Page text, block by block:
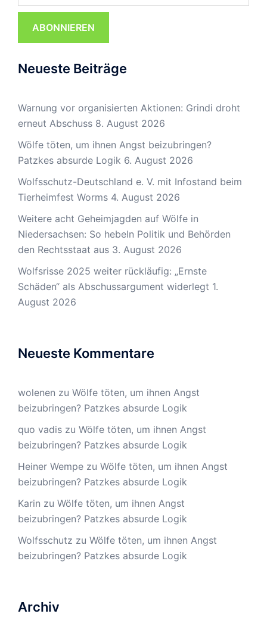
ABONNIEREN
Neueste Beiträge
Warnung vor organisierten Aktionen: Grindi droht
erneut Abschuss 8. August 2026
Wölfe töten, um ihnen Angst beizubringen?
Patzkes absurde Logik 6. August 2026
Wolfsschutz-Deutschland e. V. mit Infostand beim
Tierheimfest Worms 4. August 2026
Weitere acht Geheimjagden auf Wölfe in
Niedersachsen: So hebeln Politik und Behörden
den Rechtsstaat aus 3. August 2026
Wolfsrisse 2025 weiter rückläufig: „Ernste
Schäden“ als Abschussargument widerlegt 1.
August 2026
Neueste Kommentare
wolenen zu Wölfe töten, um ihnen Angst
beizubringen? Patzkes absurde Logik
quo vadis zu Wölfe töten, um ihnen Angst
beizubringen? Patzkes absurde Logik
Heiner Wempe zu Wölfe töten, um ihnen Angst
beizubringen? Patzkes absurde Logik
Karin zu Wölfe töten, um ihnen Angst
beizubringen? Patzkes absurde Logik
Wolfsschutz zu Wölfe töten, um ihnen Angst
beizubringen? Patzkes absurde Logik
Archiv